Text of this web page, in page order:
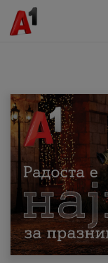
МК EN SQ
Приватни
Поддршка